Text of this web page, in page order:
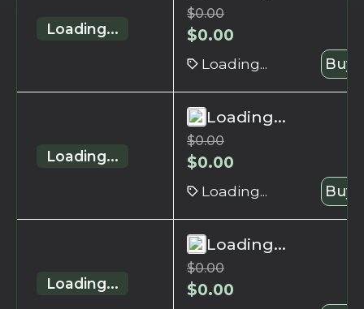
Loading...
$0.00
$0.00
Loading... Buy
Loading...
Loading...
$0.00
$0.00
Loading... Buy
Loading...
Loading...
$0.00
$0.00